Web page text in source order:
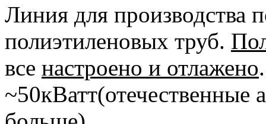
Линия для производства
полиэтиленовых труб.
все настроено и отлажено
~50кВатт(отечественные